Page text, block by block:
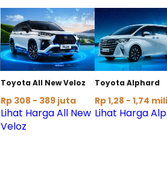
Toyota All New Veloz
Rp 308 - 389 juta
Lihat Harga All New
Veloz
Toyota Alphard
Rp 1,28 - 1,74
Lihat Harga